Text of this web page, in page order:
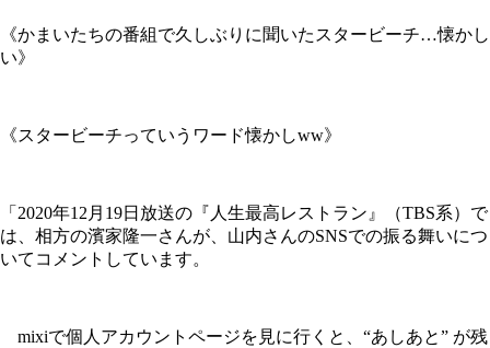
《かまいたちの番組で久しぶりに聞いたスタービーチ…懐かし
い》
《スタービーチっていうワード懐かしww》
「2020年12月19日放送の『人生最高レストラン』（TBS系）で
は、相方の濱家隆一さんが、山内さんのSNSでの振る舞いにつ
いてコメントしています。
mixiで個人アカウントページを見に行くと、“あしあと” が残